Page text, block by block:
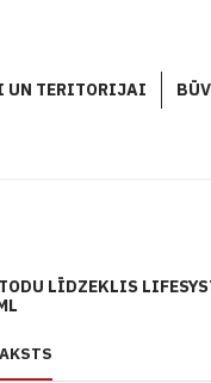
TERITORIJAI
LĪDZEKLIS